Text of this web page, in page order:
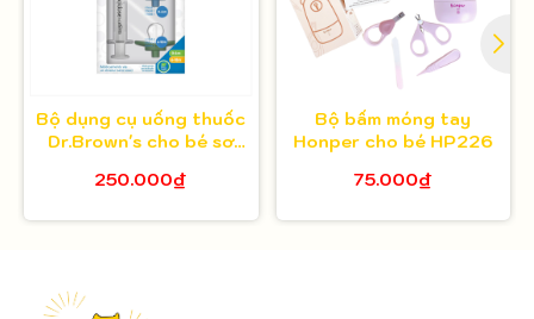
Bộ dụng cụ uống thuốc
Dr.Brown's cho bé sơ
250.000₫
Bộ bấm móng tay
Honper cho bé HP226
75.000₫